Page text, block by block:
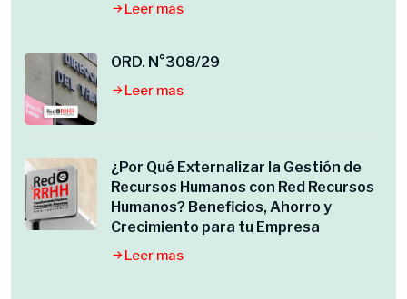
Leer mas
ORD. N°308/29
Leer mas
¿Por Qué Externalizar la Gestión de
Recursos Humanos con Red Recursos
Humanos? Beneficios, Ahorro y
Crecimiento para tu Empresa
Leer mas